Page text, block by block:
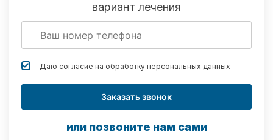
вариант лечения
Даю согласие на обработку персональных данных
Заказать звонок
или позвоните нам сами